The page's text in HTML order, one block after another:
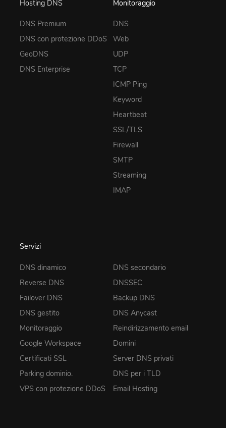
Hosting DNS
DNS Premium
DNS con protezione DDoS
GeoDNS
DNS Enterprise
Monitoraggio
DNS
Web
UDP
TCP
ICMP Ping
Keyword
Heartbeat
SSL/TLS
Firewall
SMTP
Streaming
IMAP
Servizi
DNS dinamico
Reverse DNS
Failover DNS
DNS gestito
Monitoraggio
Google Workspace
Certificati SSL
Parking dominio.
VPS con protezione DDoS
DNS secondario
DNSSEC
Backup DNS
DNS Anycast
Reindirizzamento email
Domini
Server DNS privati
DNS per i TLD
Email Hosting